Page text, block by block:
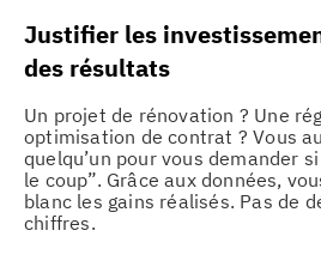
Justifier les
des résultats
Un projet de rénovation ? Une
optimisation de contrat ? Vous
quelqu’un pour vous demander
le coup”. Grâce aux données,
blanc les gains réalisés. Pas de
chiffres.